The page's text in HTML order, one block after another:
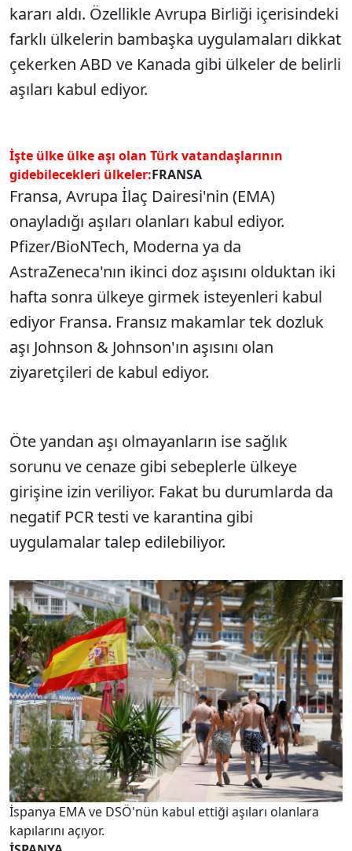
kararı aldı. Özellikle Avrupa Birliği içerisindeki
farklı ülkelerin bambaşka uygulamaları dikkat
çekerken ABD ve Kanada gibi ülkeler de belirli
aşıları kabul ediyor.
İşte ülke ülke aşı olan Türk vatandaşlarının
gidebilecekleri ülkeler:FRANSA
Fransa, Avrupa İlaç Dairesi'nin (EMA)
onayladığı aşıları olanları kabul ediyor.
Pfizer/BioNTech, Moderna ya da
AstraZeneca'nın ikinci doz aşısını olduktan iki
hafta sonra ülkeye girmek isteyenleri kabul
ediyor Fransa. Fransız makamlar tek dozluk
aşı Johnson & Johnson'ın aşısını olan
ziyaretçileri de kabul ediyor.
Öte yandan aşı olmayanların ise sağlık
sorunu ve cenaze gibi sebeplerle ülkeye
girişine izin veriliyor. Fakat bu durumlarda da
negatif PCR testi ve karantina gibi
uygulamalar talep edilebiliyor.
İspanya EMA ve DSÖ'nün kabul ettiği aşıları olanlara
kapılarını açıyor.